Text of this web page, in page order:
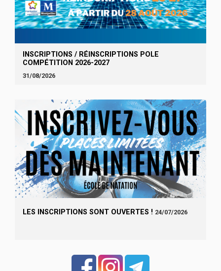
INSCRIPTIONS / RÉINSCRIPTIONS POLE
COMPÉTITION 2026-2027
31/08/2026
LES INSCRIPTIONS SONT OUVERTES ! 24/07/2026